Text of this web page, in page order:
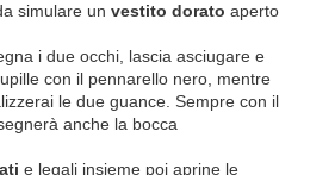
simulare un vestito dorato aperto
i due occhi, lascia asciugare e
con il pennarello nero, mentre
le due guance. Sempre con il
anche la bocca
e legali insieme poi aprine le